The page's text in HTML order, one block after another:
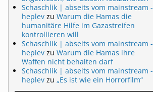
Schaschlik | abseits vom mainstream -
heplev zu Warum die Hamas die
humanitäre Hilfe im Gazastreifen
kontrollieren will
Schaschlik | abseits vom mainstream -
heplev zu Warum die Hamas ihre
Waffen nicht behalten darf
Schaschlik | abseits vom mainstream -
heplev zu „Es ist wie ein Horrorfilm“